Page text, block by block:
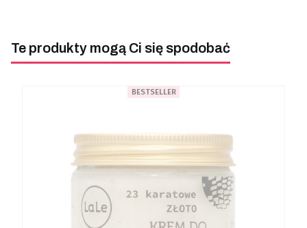
Te produkty mogą Ci się spodobać
BESTSELLER